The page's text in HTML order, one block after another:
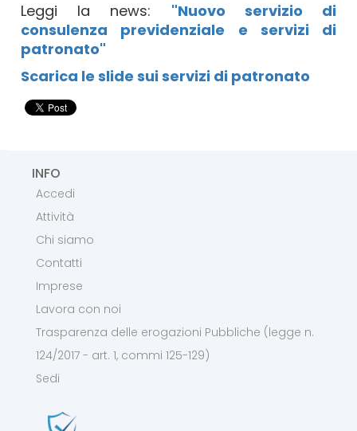
Leggi la news: "Nuovo servizio di
consulenza previdenziale e servizi di
patronato"
Scarica le slide sui servizi di patronato
INFO
Accedi
Attività
Chi siamo
Contatti
Imprese
Lavora con noi
Trasparenza delle erogazioni Pubbliche (legge n.
124/2017 - art. 1, commi 125-129)
Sedi